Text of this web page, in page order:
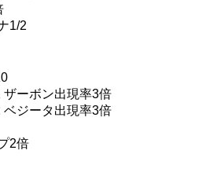
1/2
ーボン出現率3倍
ジータ出現率3倍
2倍